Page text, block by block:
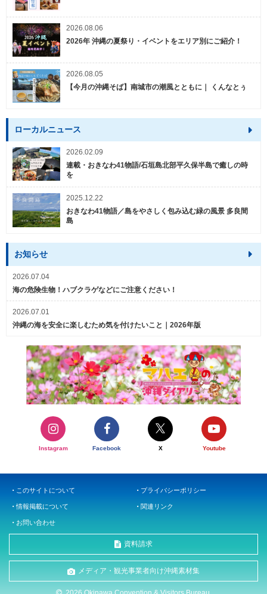
2026.08.06
2026年 沖縄の夏祭り・イベントをエリア別にご紹介！
2026.08.05
【今月の沖縄そば】南城市の潮風とともに｜ くんなとぅ
ローカルニュース
2026.02.09
連載・おきなわ41物語/石垣島北部平久保半島で癒しの時
を
2025.12.22
おきなわ41物語／島をやさしく包み込む緑の風景 多良間
島
お知らせ
2026.07.04
海の危険生物！ハブクラゲなどにご注意ください！
2026.07.01
沖縄の海を安全に楽しむため気を付けたいこと｜2026年版
Instagram Facebook X Youtube
このサイトについて プライバシーポリシー
情報掲載について 関連リンク
お問い合わせ
資料請求
メディア・観光事業者向け沖縄素材集